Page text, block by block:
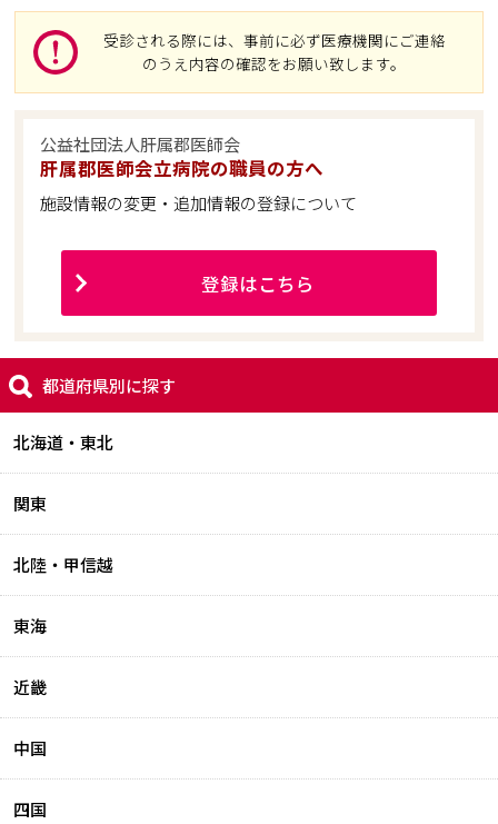
受診される際には、事前に必ず医療機関にご連絡
のうえ内容の確認をお願い致します。
公益社団法人肝属郡医師会
肝属郡医師会立病院の職員の方へ
施設情報の変更・追加情報の登録について
登録はこちら
都道府県別に探す
北海道・東北
関東
北陸・甲信越
東海
近畿
中国
四国